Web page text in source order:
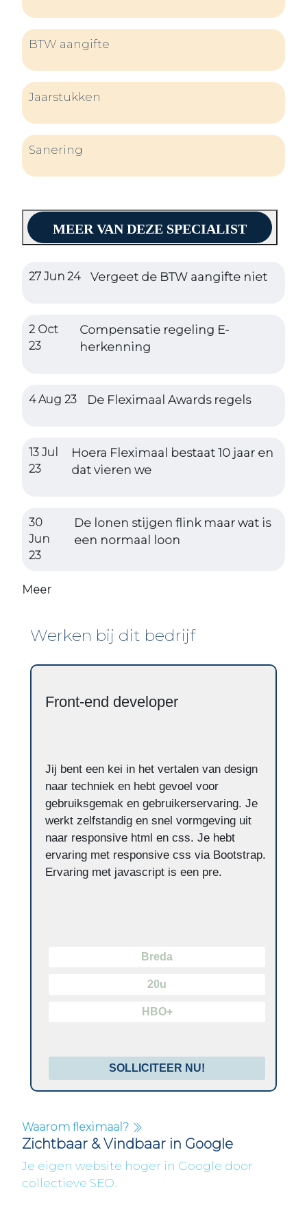
BTW aangifte
Jaarstukken
Sanering
MEER VAN DEZE SPECIALIST
27 Jun 24 Vergeet de BTW aangifte niet
2 Oct
23
Compensatie regeling E-
herkenning
4 Aug 23 De Fleximaal Awards regels
13 Jul
23
Hoera Fleximaal bestaat 10 jaar en
dat vieren we
30
Jun
23
De lonen stijgen flink maar wat is
een normaal loon
Meer
Werken bij dit bedrijf
Front-end developer
Jij bent een kei in het vertalen van design
naar techniek en hebt gevoel voor
gebruiksgemak en gebruikerservaring. Je
werkt zelfstandig en snel vormgeving uit
naar responsive html en css. Je hebt
ervaring met responsive css via Bootstrap.
Ervaring met javascript is een pre.
Breda
20u
HBO+
SOLLICITEER NU!
Waarom fleximaal?
Zichtbaar & Vindbaar in Google
Je eigen website hoger in Google door
collectieve SEO.